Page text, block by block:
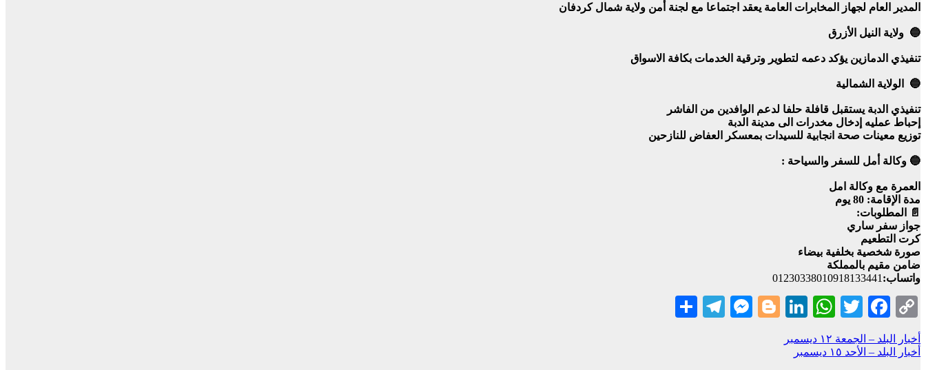
المدير العام لجهاز المخابرات العامة يعقد اجتماعا مع لجنة أمن ولاية شمال كردفان
🔵 ولاية النيل الأزرق
تنفيذي الدمازين يؤكد دعمه لتطوير وترقية الخدمات بكافة الاسواق
🔵 الولاية الشمالية
تنفيذي الدبة يستقبل قافلة حلفا لدعم الوافدين من الفاشر
إحباط عمليه إدخال مخدرات الى مدينة الدبة
توزيع معينات صحة انجابية للسيدات بمعسكر العفاض للنازحين
🔵 وكالة أمل للسفر والسياحة :
العمرة مع وكالة امل
مدة الإقامة: 80 يوم
📄 المطلوبات:
جواز سفر ساري
كرت التطعيم
صورة شخصية بخلفية بيضاء
ضامن مقيم بالمملكة
واتساب: 01230338010918133441
Copy
Link
Facebook
Twitter
WhatsApp
LinkedIn
Blogger
Messenger
Telegram
تصفّح
المقالات
أخبار البلد – الجمعة ١٢ ديسمبر
أخبار البلد – الأحد ١٥ ديسمبر